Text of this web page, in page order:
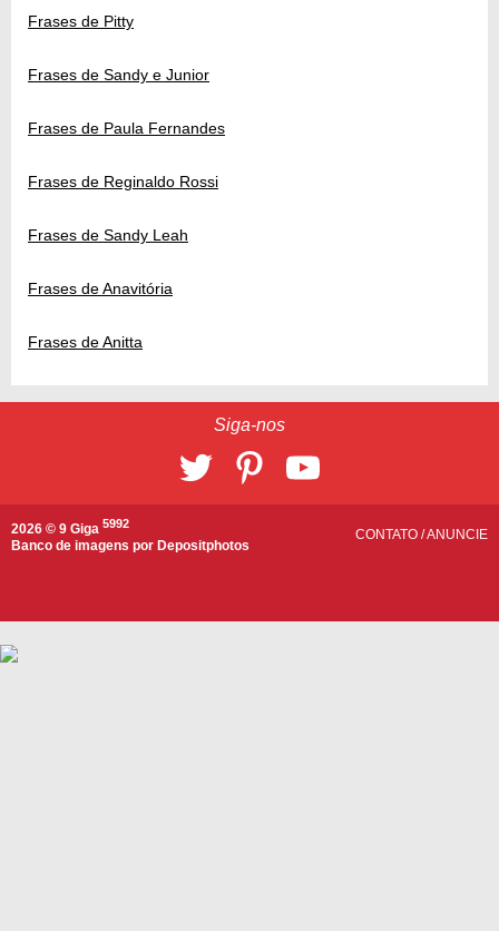
Frases de Pitty
Frases de Sandy e Junior
Frases de Paula Fernandes
Frases de Reginaldo Rossi
Frases de Sandy Leah
Frases de Anavitória
Frases de Anitta
Siga-nos
2026 © 9 Giga 5992
Banco de imagens por Depositphotos
CONTATO /ANUNCIE